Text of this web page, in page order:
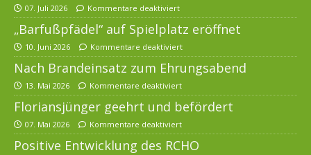
07. Juli 2026 Kommentare deaktiviert
„Barfußpfädel“ auf Spielplatz eröffnet
10. Juni 2026 Kommentare deaktiviert
Nach Brandeinsatz zum Ehrungsabend
13. Mai 2026 Kommentare deaktiviert
Floriansjünger geehrt und befördert
07. Mai 2026 Kommentare deaktiviert
Positive Entwicklung des RCHO